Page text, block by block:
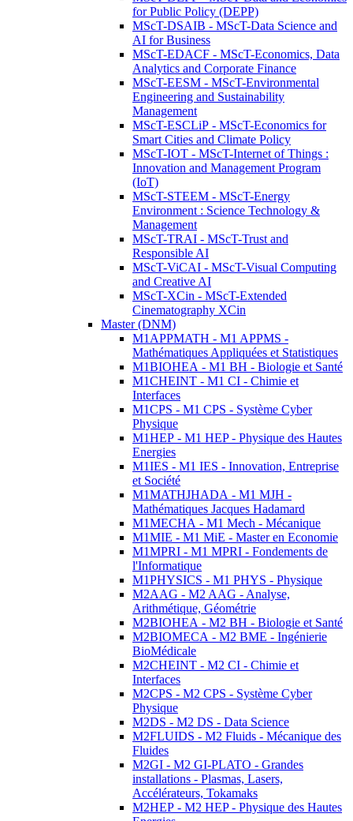
for Public Policy (DEPP)
MScT-DSAIB - MScT-Data Science and
AI for Business
MScT-EDACF - MScT-Economics, Data
Analytics and Corporate Finance
MScT-EESM - MScT-Environmental
Engineering and Sustainability
Management
MScT-ESCLiP - MScT-Economics for
Smart Cities and Climate Policy
MScT-IOT - MScT-Internet of Things :
Innovation and Management Program
(IoT)
MScT-STEEM - MScT-Energy
Environment : Science Technology &
Management
MScT-TRAI - MScT-Trust and
Responsible AI
MScT-ViCAI - MScT-Visual Computing
and Creative AI
MScT-XCin - MScT-Extended
Cinematography XCin
Master (DNM)
M1APPMATH - M1 APPMS -
Mathématiques Appliquées et Statistiques
M1BIOHEA - M1 BH - Biologie et Santé
M1CHEINT - M1 CI - Chimie et
Interfaces
M1CPS - M1 CPS - Système Cyber
Physique
M1HEP - M1 HEP - Physique des Hautes
Energies
M1IES - M1 IES - Innovation, Entreprise
et Société
M1MATHJHADA - M1 MJH -
Mathématiques Jacques Hadamard
M1MECHA - M1 Mech - Mécanique
M1MIE - M1 MiE - Master en Economie
M1MPRI - M1 MPRI - Fondements de
l'Informatique
M1PHYSICS - M1 PHYS - Physique
M2AAG - M2 AAG - Analyse,
Arithmétique, Géométrie
M2BIOHEA - M2 BH - Biologie et Santé
M2BIOMECA - M2 BME - Ingénierie
BioMédicale
M2CHEINT - M2 CI - Chimie et
Interfaces
M2CPS - M2 CPS - Système Cyber
Physique
M2DS - M2 DS - Data Science
M2FLUIDS - M2 Fluids - Mécanique des
Fluides
M2GI - M2 GI-PLATO - Grandes
installations - Plasmas, Lasers,
Accélérateurs, Tokamaks
M2HEP - M2 HEP - Physique des Hautes